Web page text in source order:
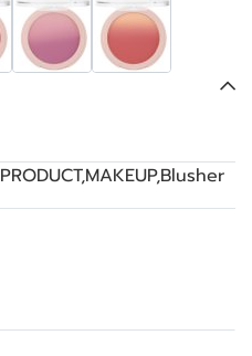
,MAKEUP,Blusher